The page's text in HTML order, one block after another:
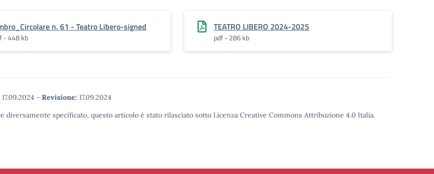
n. 61 - Teatro Libero-signed
- 448 kb
TEATRO LIBERO 2024-2025
pdf - 286 kb
17.09.2024 - Revisione: 17.09.2024
diversamente specificato, questo articolo è stato rilasciato sotto Licenza Creative Commons Attribuzione 4.0 Italia.